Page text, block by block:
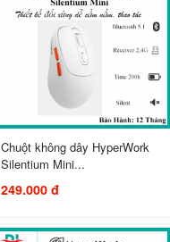
Chuột không dây HyperWork
Silentium Mini...
249.000 đ